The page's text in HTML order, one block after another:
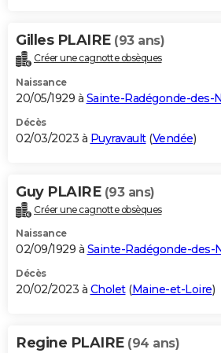
Gilles PLAIRE (93 ans)
Créer une cagnotte obsèques
Naissance
20/05/1929 à Sainte-Radégonde-des-
Décès
02/03/2023 à Puyravault(Vendée)
Guy PLAIRE (93 ans)
Créer une cagnotte obsèques
Naissance
02/09/1929 à Sainte-Radégonde-des-
Décès
20/02/2023 à Cholet(Maine-et-Loire)
Regine PLAIRE (94 ans)